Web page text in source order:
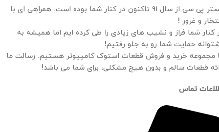
مستر پی سی از سال ۹۱ تاکنون در کنار شما بوده است. همراهی ای با
و غرور !
کنار شما فراز و نشیب های زیادی را طی کرده ایم اما همیشه به
حمایت شما رو به جلو رفتیم!
مجموعه خرید و فروش قطعات استوک کامپیوتر هستیم. رسالت ما
قطعات سالم و بدون هیچ مشکلی، برای شما می باشد!
تماس